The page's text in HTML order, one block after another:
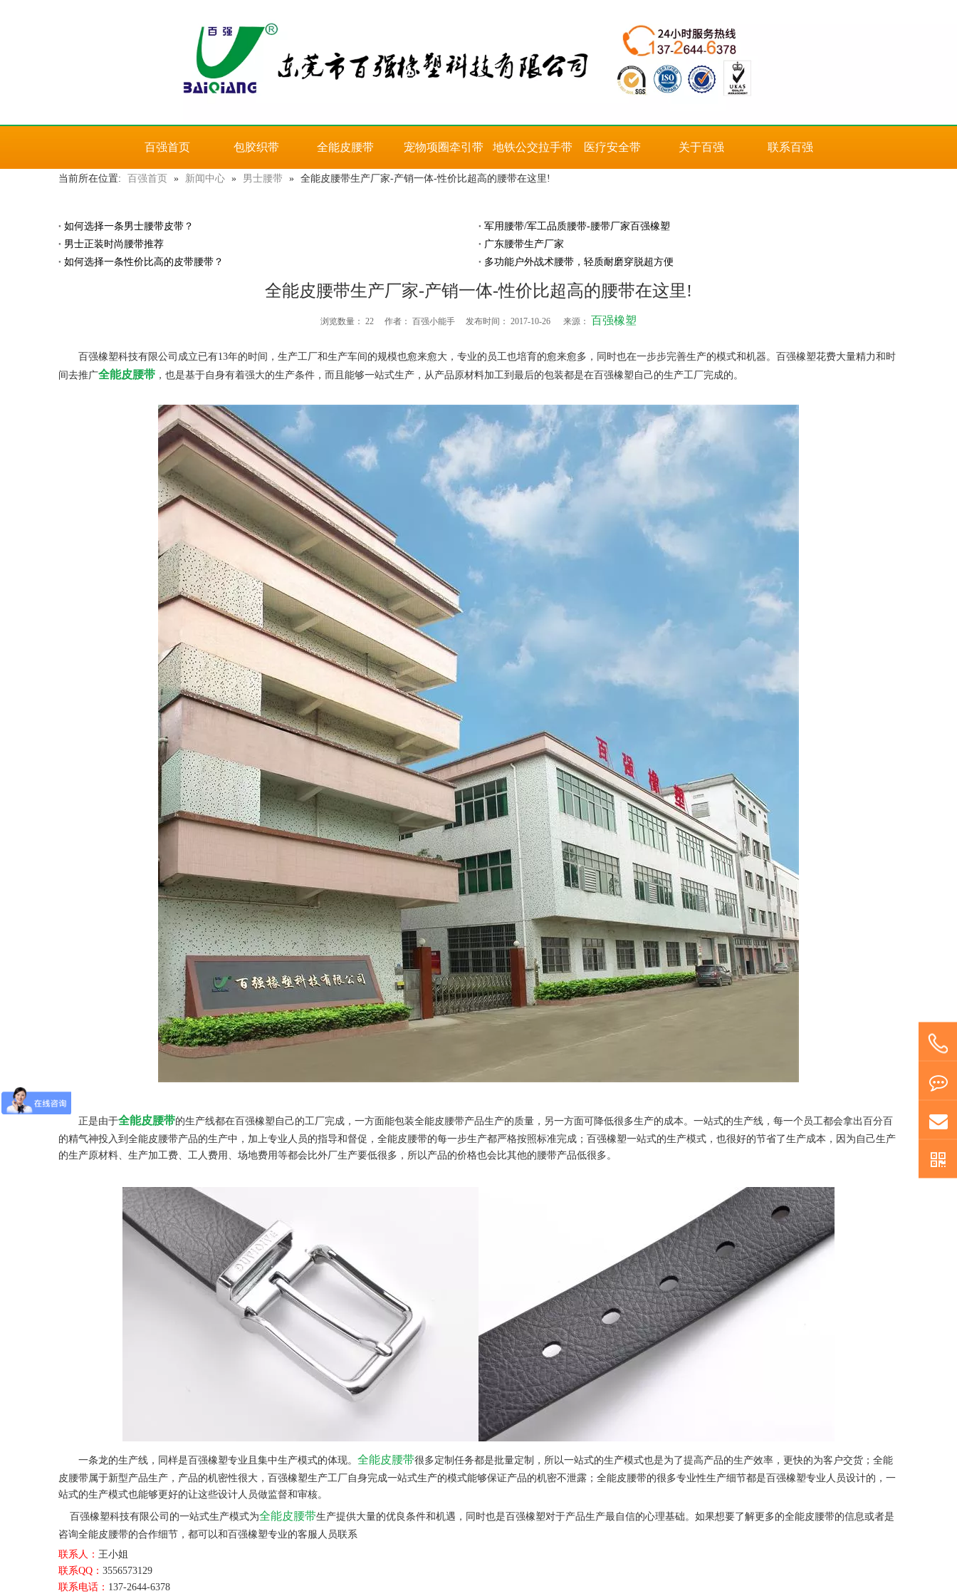
百强首页 包胶织带 全能皮腰带 宠物项圈牵引带 地铁公交拉手带 医疗安全带 关于百强 联系百强
当前所在位置: 百强首页 » 新闻中心 » 男士腰带 » 全能皮腰带生产厂家-产销一体-性价比超高的腰带在这里!
如何选择一条男士腰带皮带？
军用腰带/军工品质腰带-腰带厂家百强橡塑
男士正装时尚腰带推荐
广东腰带生产厂家
如何选择一条性价比高的皮带腰带？
多功能户外战术腰带，轻质耐磨穿脱超方便
全能皮腰带生产厂家-产销一体-性价比超高的腰带在这里!
浏览数量： 22 作者： 百强小能手 发布时间： 2017-10-26 来源： 百强橡塑
百强橡塑科技有限公司成立已有13年的时间，生产工厂和生产车间的规模也愈来愈大，专业的员工也培育的愈来愈多，同时也在一步步完善生产的模式和机器。百强橡塑花费大量精力和时
间去推广全能皮腰带 ，也是基于自身有着强大的生产条件，而且能够一站式生产，从产品原材料加工到最后的包装都是在百强橡塑自己的生产工厂完成的。
正是由于全能皮腰带的生产线都在百强橡塑自己的工厂完成，一方面能包装全能皮腰带产品生产的质量，另一方面可降低很多生产的成本。一站式的生产线，每一个员工都会拿出百分百
的精气神投入到全能皮腰带产品的生产中，加上专业人员的指导和督促，全能皮腰带的每一步生产都严格按照标准完成；百强橡塑一站式的生产模式，也很好的节省了生产成本，因为自己生产
的生产原材料、生产加工费、工人费用、场地费用等都会比外厂生产要低很多，所以产品的价格也会比其他的腰带产品低很多。
一条龙的生产线，同样是百强橡塑专业且集中生产模式的体现。 全能皮腰带很多定制任务都是批量定制，所以一站式的生产模式也是为了提高产品的生产效率，更快的为客户交货；全能
皮腰带属于新型产品生产，产品的机密性很大，百强橡塑生产工厂自身完成一站式生产的模式能够保证产品的机密不泄露；全能皮腰带的很多专业性生产细节都是百强橡塑专业人员设计的，一
站式的生产模式也能够更好的让这些设计人员做监督和审核。
百强橡塑科技有限公司的一站式生产模式为全能皮腰带生产提供大量的优良条件和机遇，同时也是百强橡塑对于产品生产最自信的心理基础。如果想要了解更多的全能皮腰带的信息或者是
咨询全能皮腰带的合作细节，都可以和百强橡塑专业的客服人员联系
联系人： 王小姐
联系QQ： 3556573129
联系电话： 137-2644-6378